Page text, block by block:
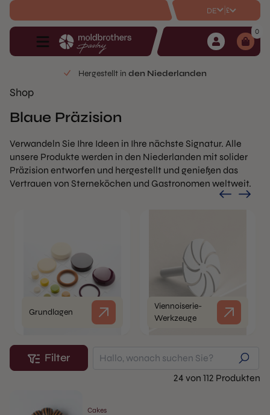
DE £
0
2-Jahres-Garantie
Shop
Blaue Präzision
Verwandeln Sie Ihre Ideen in Ihre nächste Signatur. Alle
unsere Produkte werden in den Niederlanden mit solider
Präzision entworfen und hergestellt und genießen das
Vertrauen von Sterneköchen und Gastronomen weltweit.
Grundlagen
Viennoiserie-
Werkzeuge
Filter
24 von 112 Produkten
Cakes